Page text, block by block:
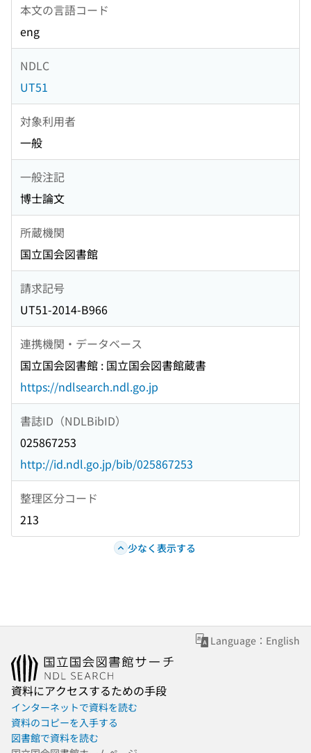
本文の言語コード
eng
NDLC
UT51
対象利用者
一般
一般注記
博士論文
所蔵機関
国立国会図書館
請求記号
UT51-2014-B966
連携機関・データベース
国立国会図書館 : 国立国会図書館蔵書
https://ndlsearch.ndl.go.jp
書誌ID（NDLBibID）
025867253
http://id.ndl.go.jp/bib/025867253
整理区分コード
213
少なく表示する
Language：English
資料にアクセスするための手段
インターネットで資料を読む
資料のコピーを入手する
図書館で資料を読む